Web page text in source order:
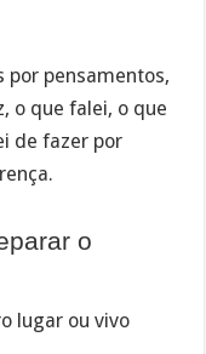
por pensamentos,
o que falei, o que
de fazer por
o
lugar ou vivo